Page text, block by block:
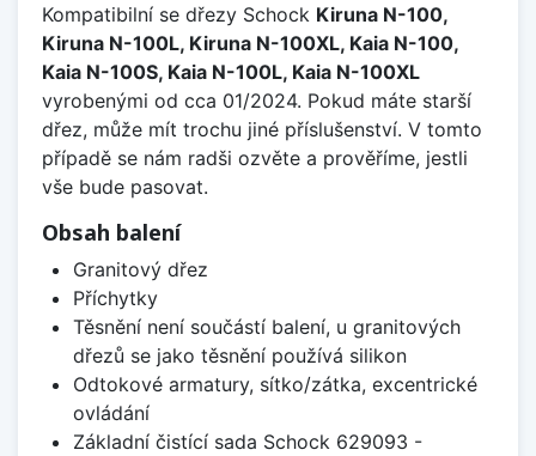
Kompatibilní se dřezy Schock Kiruna N-100,
Kiruna N-100L, Kiruna N-100XL, Kaia N-100,
Kaia N-100S, Kaia N-100L, Kaia N-100XL
vyrobenými od cca 01/2024. Pokud máte starší
dřez, může mít trochu jiné příslušenství. V tomto
případě se nám radši ozvěte a prověříme, jestli
vše bude pasovat.
Obsah balení
Granitový dřez
Příchytky
Těsnění není součástí balení, u granitových
dřezů se jako těsnění používá silikon
Odtokové armatury, sítko/zátka, excentrické
ovládání
Základní čistící sada Schock 629093 -